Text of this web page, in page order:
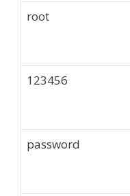
root
123456
password